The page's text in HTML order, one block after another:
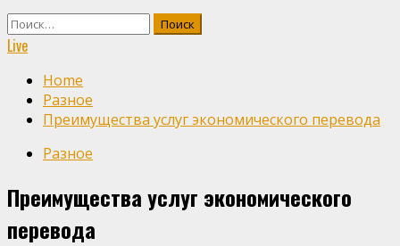
Найти:
Live
Home
Разное
Преимущества услуг экономического перевода
Разное
Преимущества услуг экономического
перевода